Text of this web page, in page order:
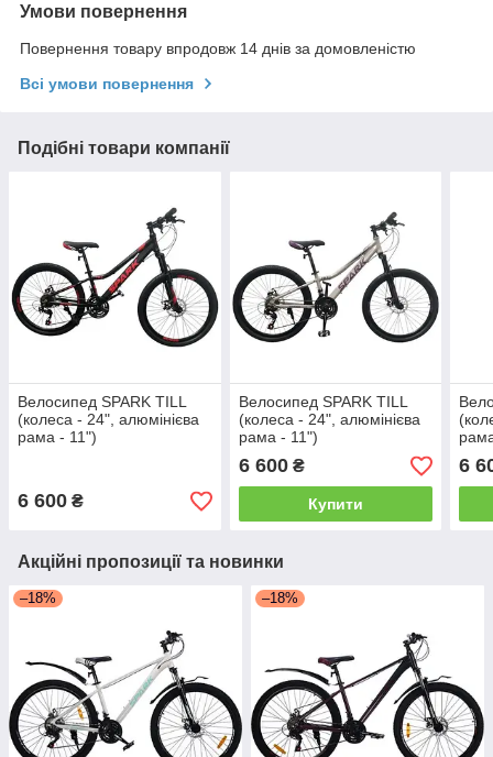
Умови повернення
Повернення товару впродовж 14 днів за домовленістю
Всі умови повернення
Подібні товари компанії
Велосипед SPARK TILL
(колеса - 24", алюмінієва
рама - 11")
6 600 ₴
Велосипед SPARK TILL
(колеса - 24", алюмінієва
рама - 11")
6 600₴
Купити
6
Акційні пропозиції та новинки
–18% –18%